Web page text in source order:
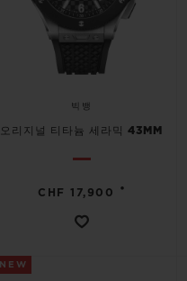
빅뱅
오리지널 티타늄 세라믹 43MM
CHF 17,900 •
NEW